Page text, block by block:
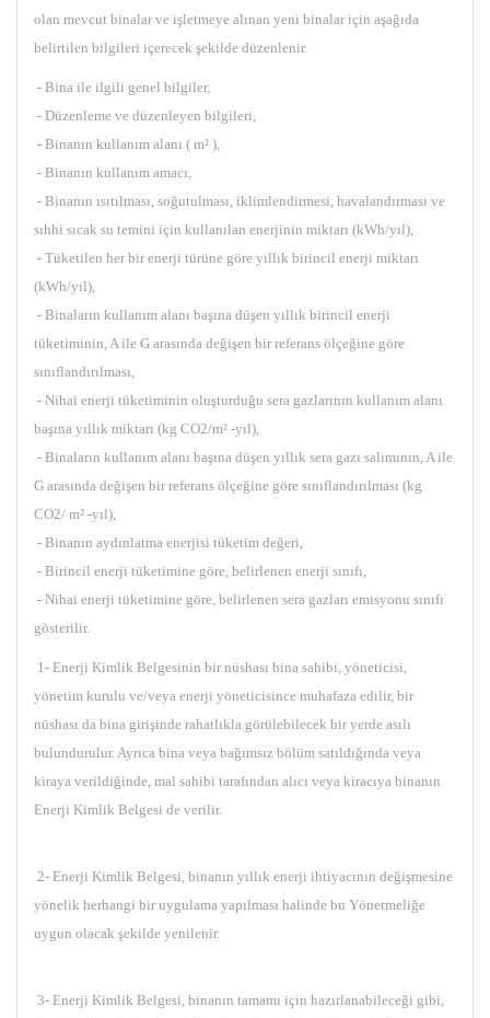
olan mevcut binalar ve işletmeye alınan yeni binalar için aşağıda
belirtilen bilgileri içerecek şekilde düzenlenir.
- Bina ile ilgili genel bilgiler,
- Düzenleme ve düzenleyen bilgileri,
- Binanın kullanım alanı ( m² ),
- Binanın kullanım amacı,
- Binanın ısıtılması, soğutulması, iklimlendirmesi, havalandırması ve
sıhhi sıcak su temini için kullanılan enerjinin miktarı (kWh/yıl),
- Tüketilen her bir enerji türüne göre yıllık birincil enerji miktarı
(kWh/yıl),
- Binaların kullanım alanı başına düşen yıllık birincil enerji
tüketiminin, A ile G arasında değişen bir referans ölçeğine göre
sınıflandırılması,
- Nihai enerji tüketiminin oluşturduğu sera gazlarının kullanım alanı
başına yıllık miktarı (kg CO2/m² -yıl),
- Binaların kullanım alanı başına düşen yıllık sera gazı salımının, A ile
G arasında değişen bir referans ölçeğine göre sınıflandırılması (kg
CO2/ m² -yıl),
- Binanın aydınlatma enerjisi tüketim değeri,
- Birincil enerji tüketimine göre, belirlenen enerji sınıfı,
- Nihai enerji tüketimine göre, belirlenen sera gazları emisyonu sınıfı
gösterilir.
1- Enerji Kimlik Belgesinin bir nüshası bina sahibi, yöneticisi,
yönetim kurulu ve/veya enerji yöneticisince muhafaza edilir, bir
nüshası da bina girişinde rahatlıkla görülebilecek bir yerde asılı
bulundurulur. Ayrıca bina veya bağımsız bölüm satıldığında veya
kiraya verildiğinde, mal sahibi tarafından alıcı veya kiracıya binanın
Enerji Kimlik Belgesi de verilir.
2- Enerji Kimlik Belgesi, binanın yıllık enerji ihtiyacının değişmesine
yönelik herhangi bir uygulama yapılması halinde bu Yönetmeliğe
uygun olacak şekilde yenilenir.
3- Enerji Kimlik Belgesi, binanın tamamı için hazırlanabileceği gibi,